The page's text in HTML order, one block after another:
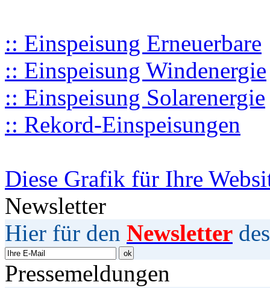
:: Einspeisung Erneuerbare
:: Einspeisung Windenergie
:: Einspeisung Solarenergie
:: Rekord-Einspeisungen
Diese Grafik für Ihre
Newsletter
Hier für den Newsletter
Pressemeldungen